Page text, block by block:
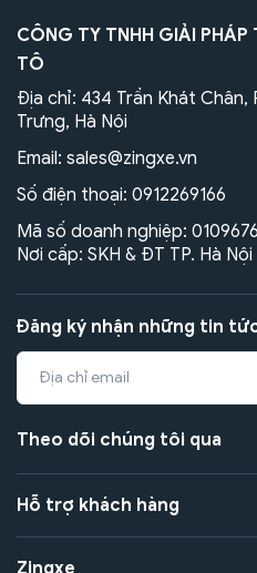
CÔNG TY TNHH GIẢI
TÔ
Địa chỉ: 434 Trần Khát Chân,
Trưng, Hà Nội
Email: sales@zingxe.vn
Số điện thoại: 0912269166
Mã số doanh nghiệp:
Nơi cấp: SKH & ĐT TP. Hà Nội
Đăng ký nhận những tin
Theo dõi chúng tôi qua
Hỗ trợ khách hàng
Zingxe